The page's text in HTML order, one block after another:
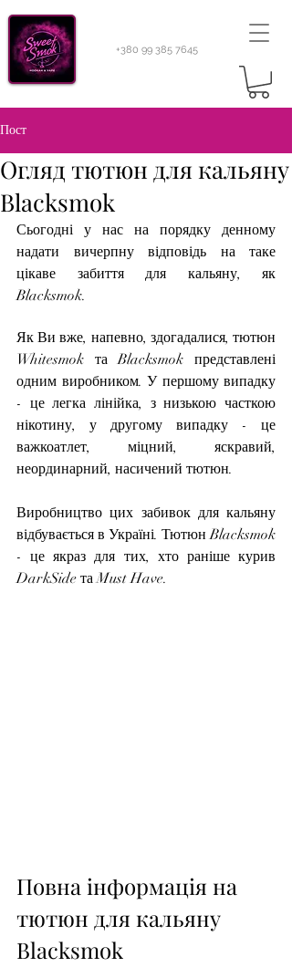
+380 99 385 7645
Пост
Огляд тютюн для кальяну
Blacksmok
Сьогодні у нас на порядку денному
надати вичерпну відповідь на таке
цікаве забиття для кальяну, як
Blacksmok.
Як Ви вже, напевно, здогадалися, тютюн
Whitesmok та Blacksmok представлені
одним виробником. У першому випадку
- це легка лінійка, з низькою часткою
нікотину, у другому випадку - це
важкоатлет, міцний, яскравий,
неординарний, насичений тютюн.
Виробництво цих забивок для кальяну
відбувається в Україні. Тютюн Blacksmok
- це якраз для тих, хто раніше курив
DarkSide та Must Have.
Повна інформація на
тютюн для кальяну
Blacksmok